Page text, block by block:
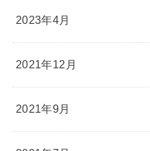
2023年4月
2021年12月
2021年9月